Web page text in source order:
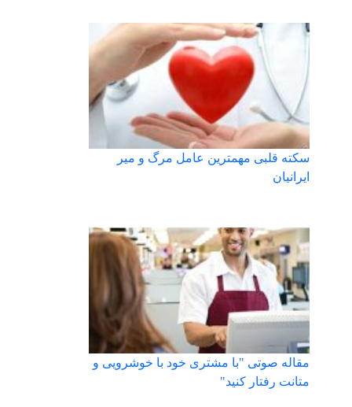
سکته قلبی مهمترین عامل مرگ و میر
ایرانیان
مقاله صوتی "با مشتری خود با خوشرویی و
متانت رفتار کنید"